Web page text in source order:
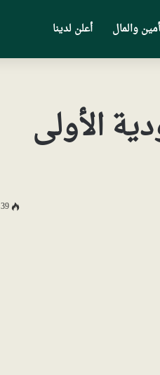
والمال أعلن لدينا
الأولى
39